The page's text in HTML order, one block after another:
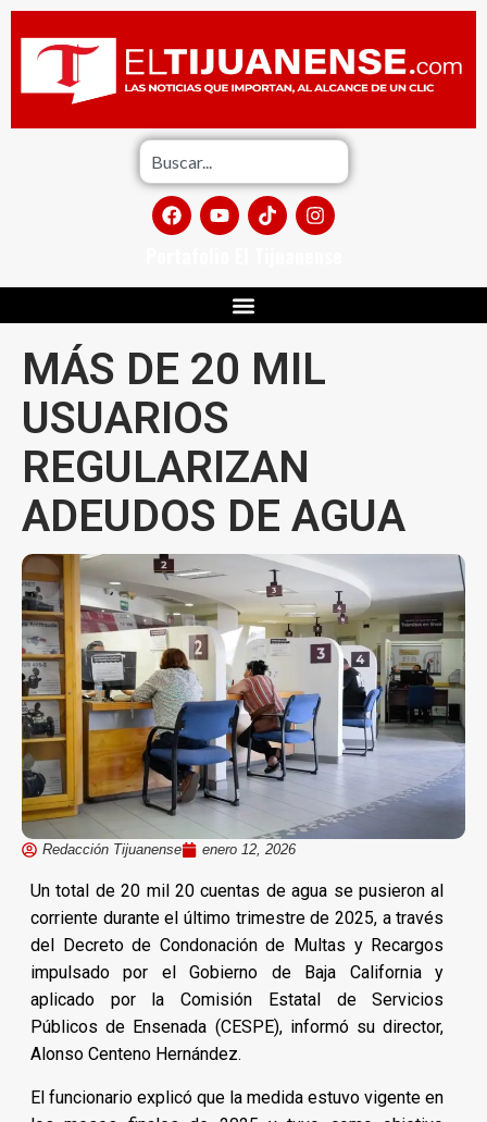
MÁS DE 20 MIL
USUARIOS
REGULARIZAN
ADEUDOS DE AGUA
Redacción Tijuanense enero 12, 2026
Un total de 20 mil 20 cuentas de agua se pusieron al
corriente durante el último trimestre de 2025, a través
del Decreto de Condonación de Multas y Recargos
impulsado por el Gobierno de Baja California y
aplicado por la Comisión Estatal de Servicios
Públicos de Ensenada (CESPE), informó su director,
Alonso Centeno Hernández.
El funcionario explicó que la medida estuvo vigente en